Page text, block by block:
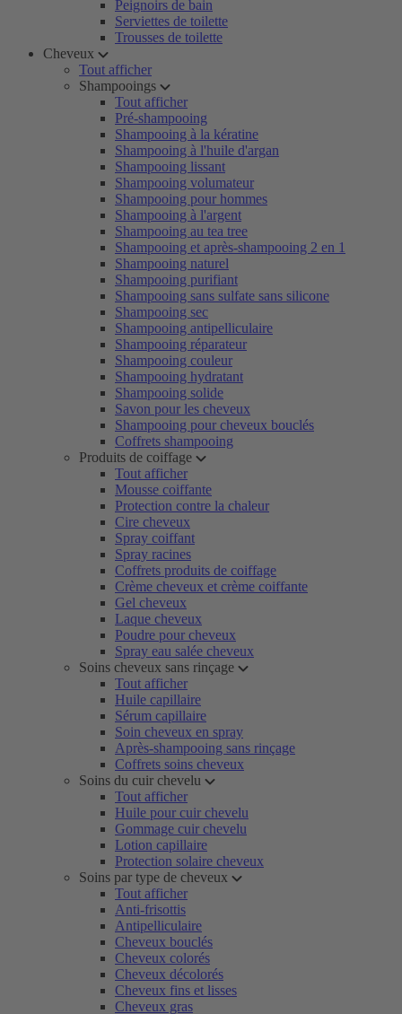
Peignoirs de bain
Serviettes de toilette
Trousses de toilette
Cheveux
Tout afficher
Shampooings
Tout afficher
Pré-shampooing
Shampooing à la kératine
Shampooing à l'huile d'argan
Shampooing lissant
Shampooing volumateur
Shampooing pour hommes
Shampooing à l'argent
Shampooing au tea tree
Shampooing et après-shampooing 2 en 1
Shampooing naturel
Shampooing purifiant
Shampooing sans sulfate sans silicone
Shampooing sec
Shampooing antipelliculaire
Shampooing réparateur
Shampooing couleur
Shampooing hydratant
Shampooing solide
Savon pour les cheveux
Shampooing pour cheveux bouclés
Coffrets shampooing
Produits de coiffage
Tout afficher
Mousse coiffante
Protection contre la chaleur
Cire cheveux
Spray coiffant
Spray racines
Coffrets produits de coiffage
Crème cheveux et crème coiffante
Gel cheveux
Laque cheveux
Poudre pour cheveux
Spray eau salée cheveux
Soins cheveux sans rinçage
Tout afficher
Huile capillaire
Sérum capillaire
Soin cheveux en spray
Après-shampooing sans rinçage
Coffrets soins cheveux
Soins du cuir chevelu
Tout afficher
Huile pour cuir chevelu
Gommage cuir chevelu
Lotion capillaire
Protection solaire cheveux
Soins par type de cheveux
Tout afficher
Anti-frisottis
Antipelliculaire
Cheveux bouclés
Cheveux colorés
Cheveux décolorés
Cheveux fins et lisses
Cheveux gras